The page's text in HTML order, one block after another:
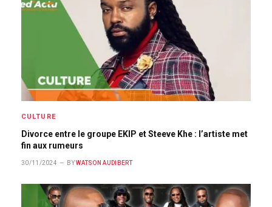
CULTURE
Divorce entre le groupe EKIP et Steeve Khe : l’artiste met
fin aux rumeurs
30/11/2024 BY WATSON AUDIBERT